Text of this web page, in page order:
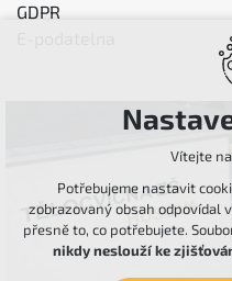
GDPR
Vítejte
Potřebujeme nastavit
zobrazovaný obsah odpovídal
přesně to, co potřebujete.
nikdy neslouží ke